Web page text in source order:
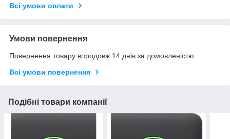
Всі умови оплати
Умови повернення
Повернення товару впродовж 14 днів за домовленістю
Всі умови повернення
Подібні товари компанії